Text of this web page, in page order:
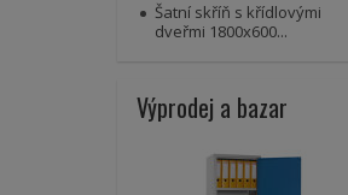
Šatní skříň s křídlovými
dveřmi 1800x600...
Výprodej a bazar